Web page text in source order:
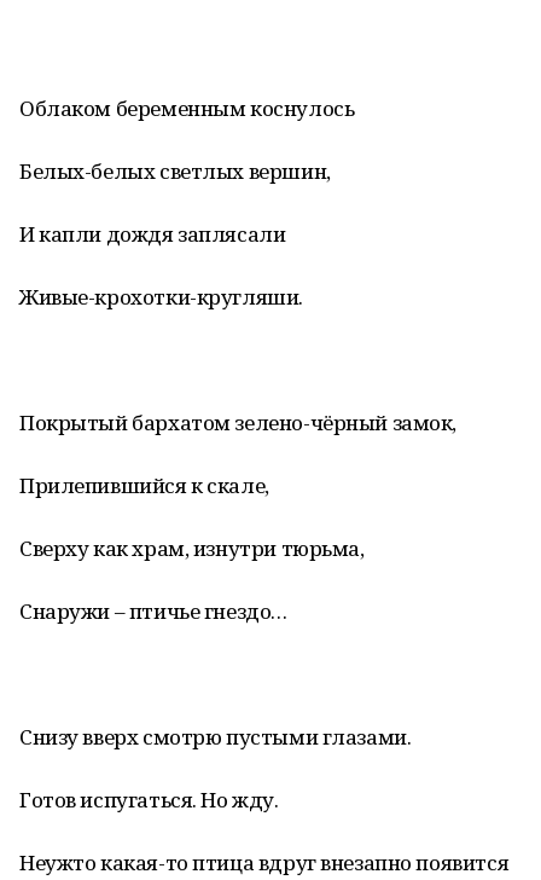
Облаком беременным коснулось
Белых-белых светлых вершин,
И капли дождя заплясали
Живые-крохотки-кругляши.
Покрытый бархатом зелено-чёрный замок,
Прилепившийся к скале,
Сверху как храм, изнутри тюрьма,
Снаружи – птичье гнездо…
Снизу вверх смотрю пустыми глазами.
Готов испугаться. Но жду.
Неужто какая-то птица вдруг внезапно появится